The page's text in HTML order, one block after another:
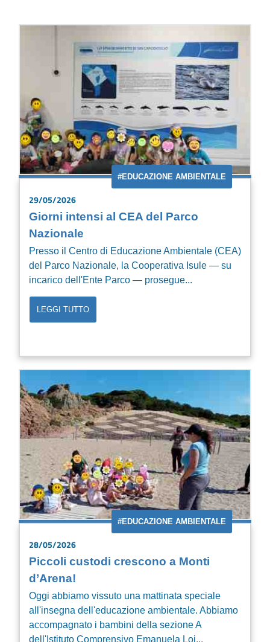
#EDUCAZIONE AMBIENTALE
29/05/2026
Giorni intensi al CEA del Parco
Nazionale
Presso il Centro di Educazione Ambientale (CEA)
del Parco Nazionale, la Cooperativa Isule — su
incarico dell'Ente Parco — prosegue...
LEGGI TUTTO
#EDUCAZIONE AMBIENTALE
28/05/2026
Piccoli custodi crescono a Monti
d’Arena!
Oggi abbiamo vissuto una mattinata speciale
all'insegna dell'educazione ambientale. Abbiamo
accompagnato i bambini della sezione A
dell'Istituto Comprensivo Emanuela Loi...